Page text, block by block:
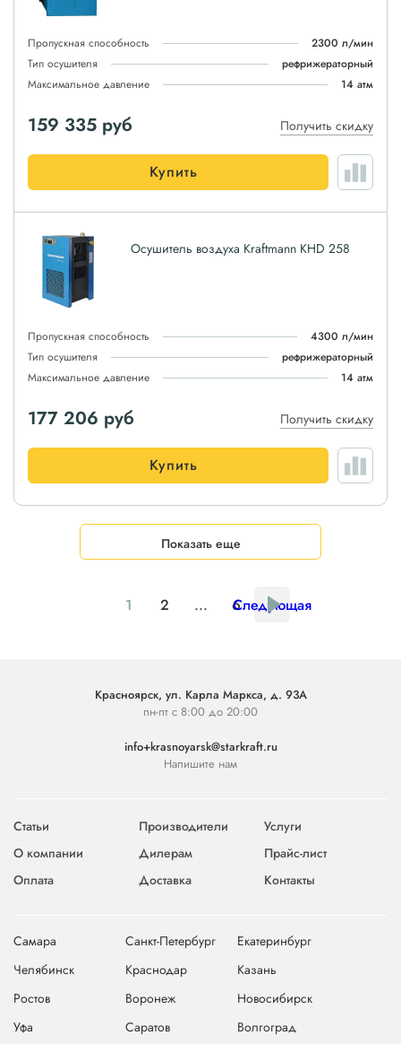
Пропускная способность
2300 л/мин
Тип осушителя
рефрижераторный
Максимальное давление
14 атм
159 335 руб Получить скидку
Купить
Осушитель воздуха Kraftmann KHD 258
Пропускная способность
4300 л/мин
Тип осушителя
рефрижераторный
Максимальное давление
14 атм
177 206 руб Получить скидку
Купить
Показать еще
1 2 ... 6
Следующая
Красноярск, ул. Карла Маркса, д. 93А
пн-пт с 8:00 до 20:00
info+krasnoyarsk@starkraft.ru
Напишите нам
Статьи Производители
Услуги
О компании
Дилерам
Прайс-лист
Оплата
Доставка Контакты
Самара Санкт-Петербург
Екатеринбург
Челябинск
Краснодар
Казань
Ростов
Воронеж
Новосибирск
Уфа
Саратов Волгоград